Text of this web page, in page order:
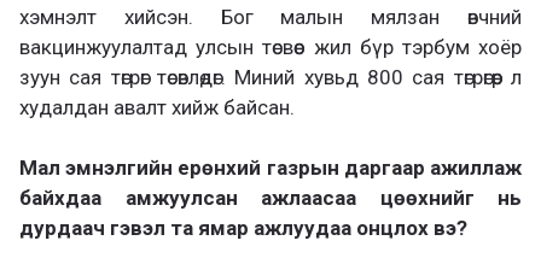
хэмнэлт хийсэн. Бог малын мялзан өвчний
вакцинжуулалтад улсын төсвөөс жил бүр тэрбум хоёр
зуун сая төгрөг төсөвлөдөг. Миний хувьд 800 сая төгрөгөөр л
худалдан авалт хийж байсан.
Мал эмнэлгийн ерөнхий газрын даргаар ажиллаж
байхдаа амжуулсан ажлаасаа цөөхнийг нь
дурдаач гэвэл та ямар ажлуудаа онцлох вэ?